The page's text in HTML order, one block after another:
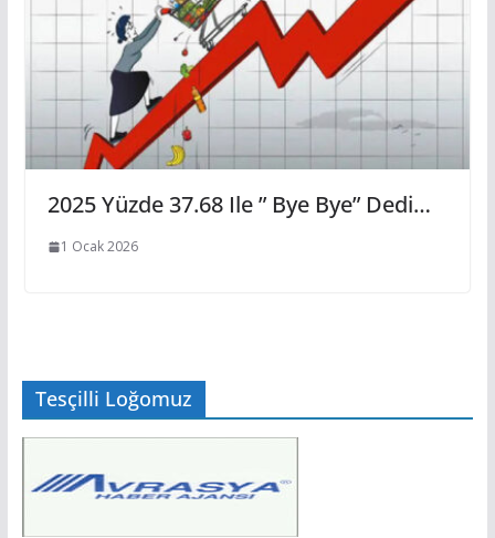
2025 Yüzde 37.68 Ile ” Bye Bye” Dedi…
1 Ocak 2026
Tesçilli Loğomuz